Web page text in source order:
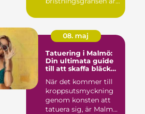
08. maj
Tatuering i Malmö:
Din ultimata guide
till att skaffa bläck
När det kommer till
kroppsutsmyckning
genom konsten att
tatuera sig, är Malmö